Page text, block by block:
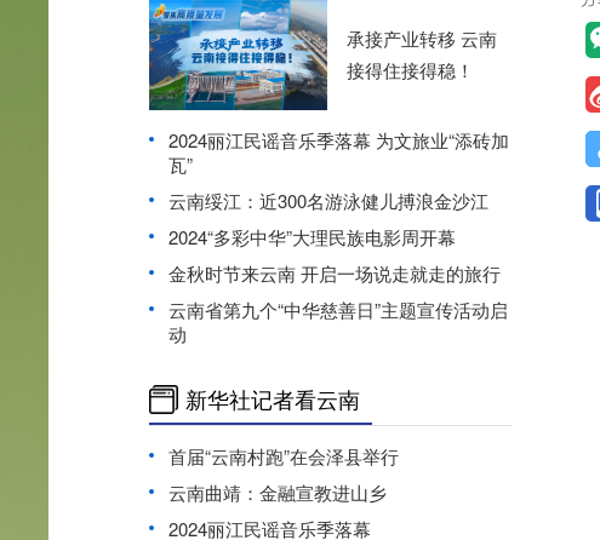
承接产业转移 云南
接得住接得稳！
2024丽江民谣音乐季落幕 为文旅业“添砖加
瓦”
云南绥江：近300名游泳健儿搏浪金沙江
2024“多彩中华”大理民族电影周开幕
金秋时节来云南 开启一场说走就走的旅行
云南省第九个“中华慈善日”主题宣传活动启
动
新华社记者看云南
首届“云南村跑”在会泽县举行
云南曲靖：金融宣教进山乡
2024丽江民谣音乐季落幕